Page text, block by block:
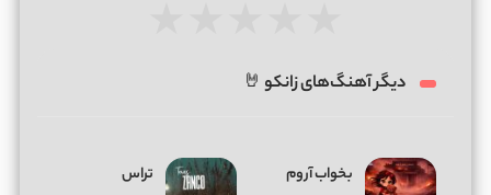
دیگر آهنگ‌های زانکو 🤘
بخواب آروم تراس